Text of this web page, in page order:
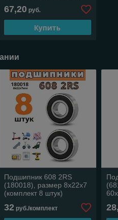
67,20руб.
Купить
Подшипник 608 2RS
(180018), размер 8х22х7
(комплект 8 штук)
32руб./комплект